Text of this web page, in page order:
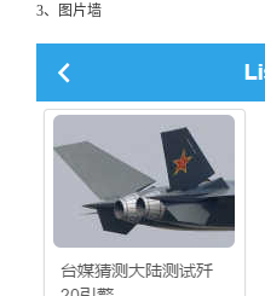
3、图片墙